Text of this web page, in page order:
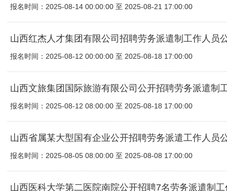
报名时间：2025-08-14 00:00:00 至 2025-08-21 17:00:00
山西红杰人才集团有限公司招聘劳务派遣制工作人员
报名时间：2025-08-12 00:00:00 至 2025-08-18 17:00:00
山西文旅集团国际旅游有限公司公开招聘劳务派遣制
报名时间：2025-08-12 08:00:00 至 2025-08-18 17:00:00
山西省属某大型国有企业公开招聘劳务派遣工作人员
报名时间：2025-08-05 08:00:00 至 2025-08-08 17:00:00
山西医科大学第二医院南院公开招聘7名劳务派遣制